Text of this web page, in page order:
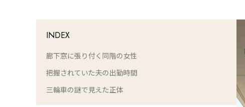
INDEX
廊下窓に張り付く同階の女性
把握されていた夫の出勤時間
三輪車の謎で見えた正体